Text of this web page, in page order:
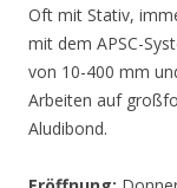
Oft mit Stativ,
mit dem APSC-
von 10-400 mm
Arbeiten auf
Aludibond.